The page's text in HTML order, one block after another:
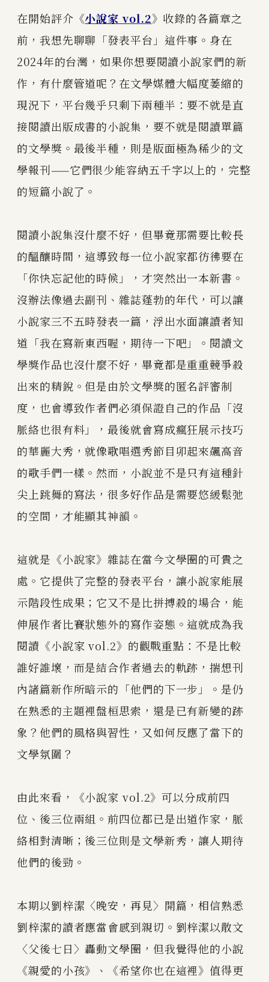
在開始評介《小說家 vol.2》收錄的各篇章之
前，我想先聊聊「發表平台」這件事。身在
2024年的台灣，如果你想要閱讀小說家們的新
作，有什麼管道呢？在文學媒體大幅度萎縮的
現況下，平台幾乎只剩下兩種半：要不就是直
接閱讀出版成書的小說集，要不就是閱讀單篇
的文學獎。最後半種，則是版面極為稀少的文
學報刊——它們很少能容納五千字以上的，完整
的短篇小說了。
閱讀小說集沒什麼不好，但畢竟那需要比較長
的醞釀時間，這導致每一位小說家都彷彿要在
「你快忘記他的時候」，才突然出一本新書。
沒辦法像過去副刊、雜誌蓬勃的年代，可以讓
小說家三不五時發表一篇，浮出水面讓讀者知
道「我在寫新東西喔，期待一下吧」。閱讀文
學獎作品也沒什麼不好，畢竟都是重重競爭殺
出來的精銳。但是由於文學獎的匿名評審制
度，也會導致作者們必須保證自己的作品「沒
脈絡也很有料」，最後就會寫成瘋狂展示技巧
的華麗大秀，就像歌唱選秀節目卯起來飆高音
的歌手們一樣。然而，小說並不是只有這種針
尖上跳舞的寫法，很多好作品是需要悠緩鬆弛
的空間，才能顯其神韻。
這就是《小說家》雜誌在當今文學圈的可貴之
處。它提供了完整的發表平台，讓小說家能展
示階段性成果；它又不是比拼搏殺的場合，能
伸展作者比賽狀態外的寫作姿態。這就成為我
閱讀《小說家 vol.2》的觀戰重點：不是比較
誰好誰壞，而是結合作者過去的軌跡，揣想刊
內諸篇新作所暗示的「他們的下一步」。是仍
在熟悉的主題裡盤桓思索，還是已有新變的跡
象？他們的風格與習性，又如何反應了當下的
文學氛圍？
由此來看，《小說家 vol.2》可以分成前四
位、後三位兩組。前四位都已是出道作家，脈
絡相對清晰；後三位則是文學新秀，讓人期待
他們的後勁。
本期以劉梓潔〈晚安，再見〉開篇，相信熟悉
劉梓潔的讀者應當會感到親切。劉梓潔以散文
〈父後七日〉轟動文學圈，但我覺得他的小說
《親愛的小孩》、《希望你也在這裡》值得更